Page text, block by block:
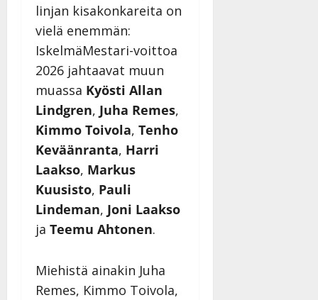
linjan kisakonkareita on
vielä enemmän:
IskelmäMestari-voittoa
2026 jahtaavat muun
muassa Kyösti Allan
Lindgren, Juha Remes,
Kimmo Toivola, Tenho
Keväänranta, Harri
Laakso, Markus
Kuusisto, Pauli
Lindeman, Joni Laakso
ja Teemu Ahtonen.
Miehistä ainakin Juha
Remes, Kimmo Toivola,